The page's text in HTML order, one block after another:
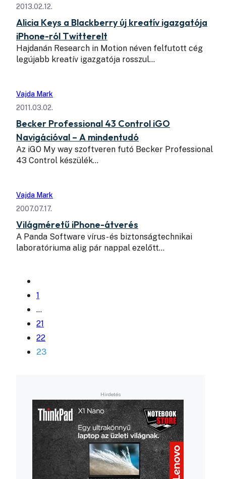
2013.02.12.
Alicia Keys a Blackberry új kreatív igazgatója
iPhone-ról Twitterelt
Hajdanán Research in Motion néven felfutott cég
legújabb kreatív igazgatója rosszul…
Vajda Mark
2011.03.02.
Becker Professional 43 Control iGO
Navigációval – A mindentudó
Az iGO My way szoftveren futó Becker Professional
43 Control készülék…
Vajda Mark
2007.07.17.
Világméretű iPhone-átverés
A Panda Software vírus- és biztonságtechnikai
laboratóriuma alig pár nappal ezelőtt…
1
…
21
22
23